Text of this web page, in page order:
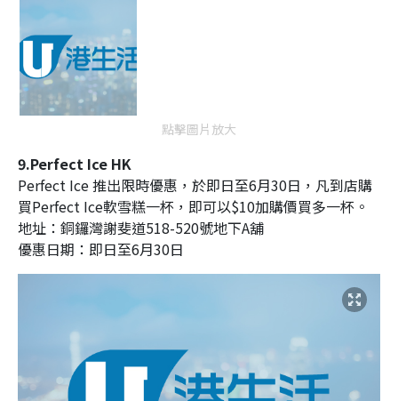
點擊圖片放大
9.Perfect Ice HK
Perfect Ice 推出限時優惠，於即日至6月30日，凡到店購
買Perfect Ice軟雪糕一杯，即可以$10加購價買多一杯。
地址：銅鑼灣謝斐道518-520號地下A舖
優惠日期：即日至6月30日